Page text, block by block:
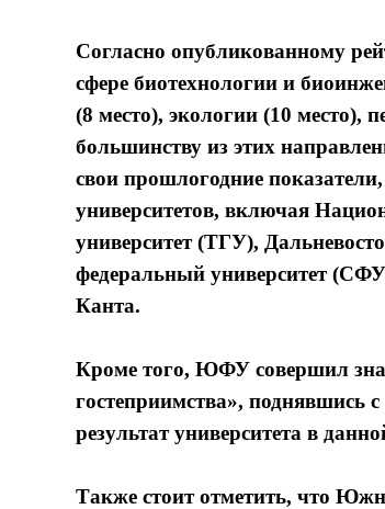
Согласно опубликованному
сфере биотехнологии и
(8 место), экологии (10 место),
большинству из этих
свои прошлогодние
университетов, включая
университет (ТГУ),
федеральный университет
Канта.
Кроме того, ЮФУ совершил
гостеприимства», поднявшись
результат университета в
Также стоит отметить, что